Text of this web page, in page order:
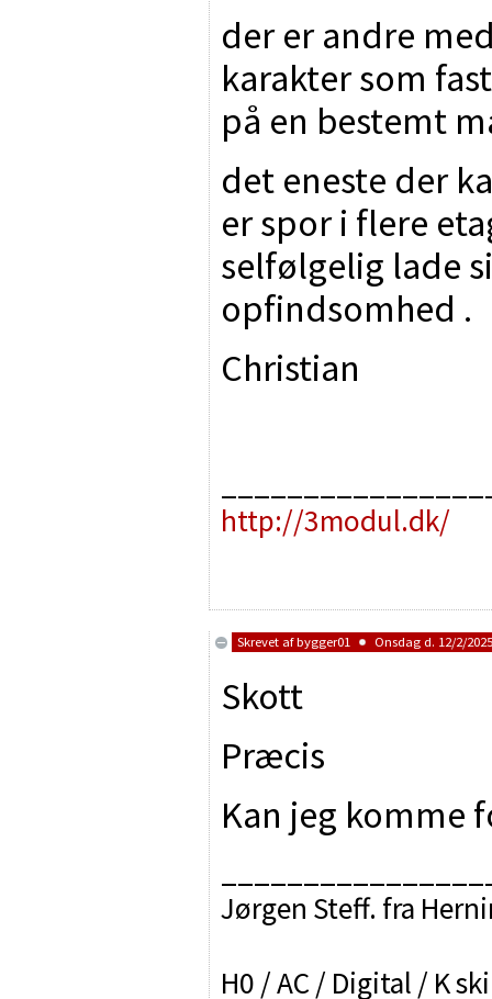
der er andre
karakter som
på en bestemt
det eneste der
er spor i flere
selfølgelig lade
opfindsomhed .
Christian
http://3modul.dk/
Skrevet afbygger01 Onsdag d. 12/2/
Skott
Præcis
Kan jeg komme
Jørgen Steff. fra
H0 / AC / Digital / K